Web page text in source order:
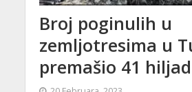
Broj poginulih u
zemljotresima u
premašio 41